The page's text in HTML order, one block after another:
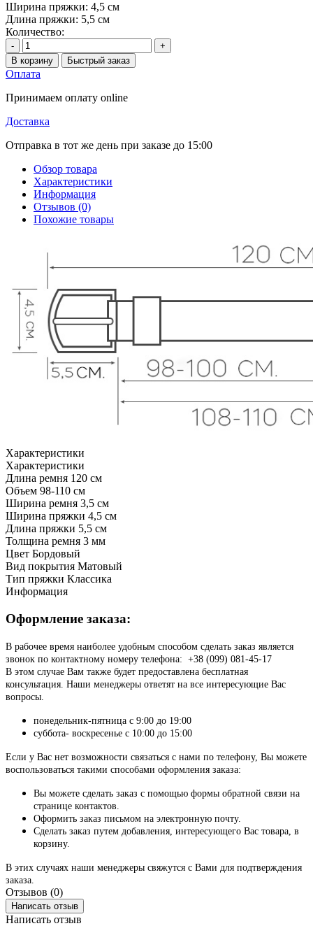
Ширина пряжки: 4,5 см
Длина пряжки: 5,5 см
Количество:
-
+
В корзину
Быстрый заказ
Оплата
Принимаем оплату online
Доставка
Отправка в тот же день при заказе до 15:00
Обзор товара
Характеристики
Информация
Отзывов (0)
Похожие товары
Характеристики
Характеристики
Длина ремня 120 см
Объем 98-110 см
Ширина ремня 3,5 см
Ширина пряжки 4,5 см
Длина пряжки 5,5 см
Толщина ремня 3 мм
Цвет Бордовый
Вид покрытия Матовый
Тип пряжки Классика
Информация
Оформление заказа:
В рабочее время наиболее удобным способом сделать заказ является
звонок по контактному номеру телефона: +38 (099) 081-45-17
В этом случае Вам также будет предоставлена бесплатная
консультация. Наши менеджеры ответят на все интересующие Вас
вопросы.
понедельник-пятница с 9:00 до 19:00
суббота- воскресенье с 10:00 до 15:00
Если у Вас нет возможности связаться с нами по телефону, Вы можете
воспользоваться такими способами оформления заказа:
Вы можете сделать заказ с помощью формы обратной связи на
странице контактов.
Оформить заказ письмом на электронную почту.
Сделать заказ путем добавления, интересующего Вас товара, в
корзину.
В этих случаях наши менеджеры свяжутся с Вами для подтверждения
заказа.
Отзывов (0)
Написать отзыв
Написать отзыв